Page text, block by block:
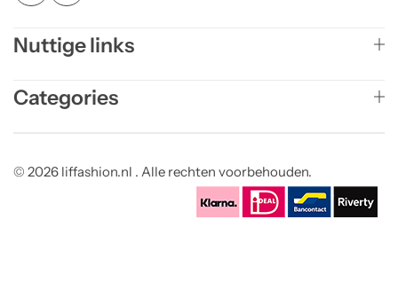
Nuttige links
Categories
© 2026 liffashion.nl . Alle rechten voorbehouden.